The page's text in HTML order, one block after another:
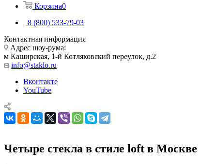
Корзина0
8 (800) 533-79-03
Контактная информация
Адрес шоу-рума:
м Каширская, 1-й Котляковский переулок, д.2
info@staklo.ru
Вконтакте
YouTube
Четыре стекла в стиле loft в Москве